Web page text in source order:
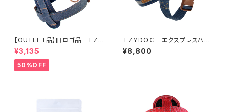
【OUTLET品】旧ロゴ品 ＥＺＹ
ＤＯＧ ハーネスＳ デニム
¥3,135
50%OFF
ＥＺＹＤＯＧ エクスプレスハー
ネスＬ（デニム＆コーデュロイ）
¥8,800